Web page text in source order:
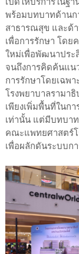
พร้อมบทบาทด้านก
สาธารณสุข และด้
เพื่อการรักษา โด
ใหม่เพื่อพัฒนาประ
จนถึงการคิดค้นแน
การรักษาโดยเฉพ
โรงพยาบาลรามา
เพียงเพิ่มพื้นที่ในก
เท่านั้น แต่มีบทบา
คณะแพทยศาสตร์โ
เพื่อผลักดันระบบก